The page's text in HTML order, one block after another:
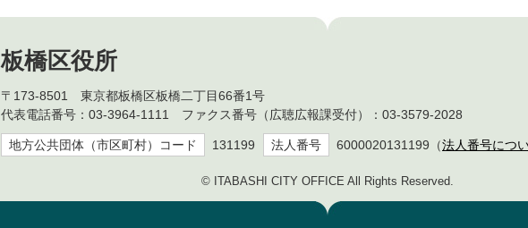
板橋区役所
〒173-8501 東京都板橋区板橋二丁目66番1号
代表電話番号：03-3964-1111 ファクス番号（広聴広報課受付）：03-3579-2028
地方公共団体（市区町村）コード 131199 法人番号 6000020131199（法人番号につ
© ITABASHI CITY OFFICE All Rights Reserved.